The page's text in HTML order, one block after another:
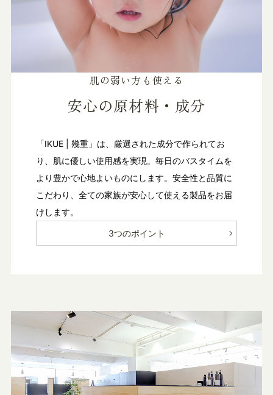
肌の弱い方も使える
安心の原材料・成分
「IKUE | 幾重」は、厳選された成分で作られてお
り、肌に優しい使用感を実現。毎日のバスタイムを
より豊かで心地よいものにします。安全性と品質に
こだわり、全ての家族が安心して使える製品をお届
けします。
3つのポイント